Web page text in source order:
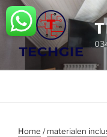
Ga
naar
de
inhoud
Home /materialen